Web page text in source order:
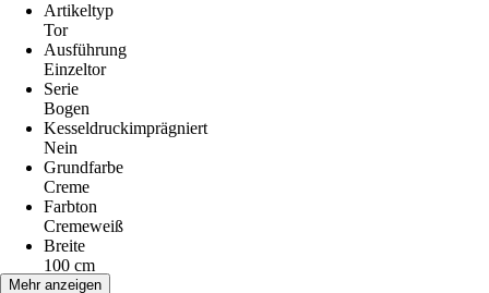
Artikeltyp
Tor
Ausführung
Einzeltor
Serie
Bogen
Kesseldruckimprägniert
Nein
Grundfarbe
Creme
Farbton
Cremeweiß
Breite
100 cm
Höhe
Mehr anzeigen